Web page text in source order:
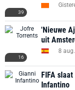
39
16
'Nieuwe
uit
8
FIFA
Infantino